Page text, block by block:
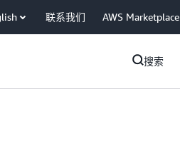
联系我们 AWS Marketplace
搜索